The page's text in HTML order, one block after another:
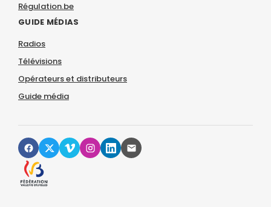
Régulation.be
GUIDE MÉDIAS
Radios
Télévisions
Opérateurs et distributeurs
Guide média